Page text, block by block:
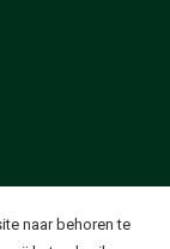
naar behoren te